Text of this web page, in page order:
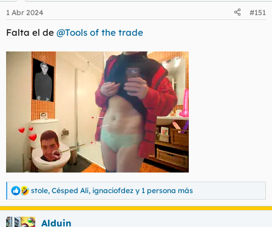
1 Abr 2024 #151
Falta el de @Tools of the trade
R
e
a
c
stole, Césped Alí, ignaciofdez y 1 persona más
Alduin